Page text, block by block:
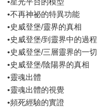
•星光平台的模型
•不再神祕的特異功能
•史威登堡/靈界的真相
•史威登堡/到靈界中的過程
•史威登堡/三層靈界的一切
•史威登堡/陰陽界的真相
•靈魂出體
•靈魂出體的視覺
•頻死經驗的實證